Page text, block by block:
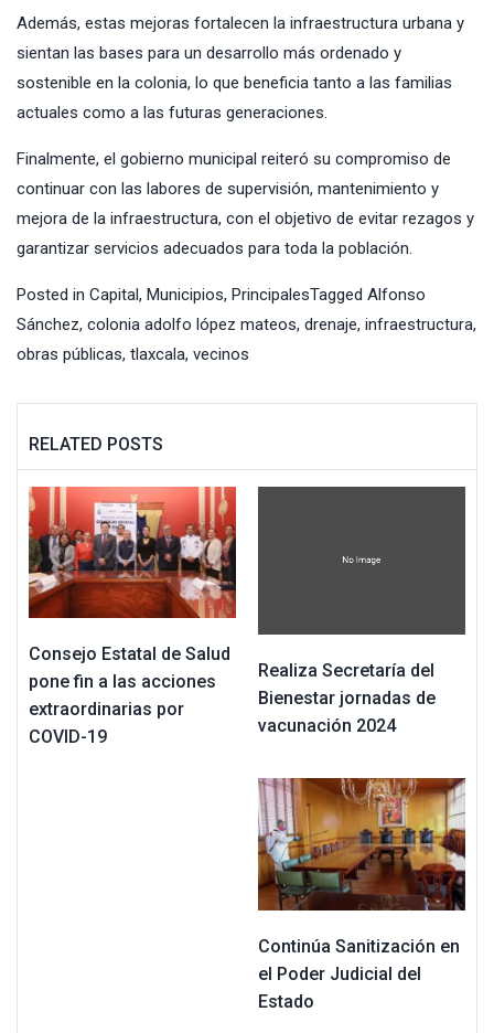
Además, estas mejoras fortalecen la infraestructura urbana y
sientan las bases para un desarrollo más ordenado y
sostenible en la colonia, lo que beneficia tanto a las familias
actuales como a las futuras generaciones.
Finalmente, el gobierno municipal reiteró su compromiso de
continuar con las labores de supervisión, mantenimiento y
mejora de la infraestructura, con el objetivo de evitar rezagos y
garantizar servicios adecuados para toda la población.
Posted in Capital, Municipios, PrincipalesTagged Alfonso
Sánchez, colonia adolfo lópez mateos, drenaje, infraestructura,
obras públicas, tlaxcala, vecinos
RELATED POSTS
Consejo Estatal de Salud
pone fin a las acciones
extraordinarias por
COVID-19
Realiza Secretaría del
Bienestar jornadas de
vacunación 2024
Continúa Sanitización en
el Poder Judicial del
Estado